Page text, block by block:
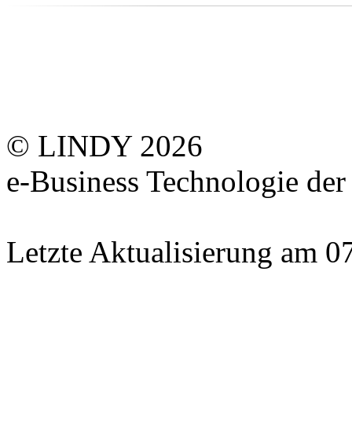
© LINDY 2026
e-Business Technologie
Letzte Aktualisierung am